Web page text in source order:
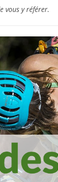
vous y référer.